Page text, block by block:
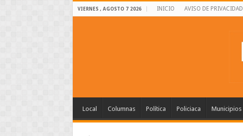
VIERNES , AGOSTO 7 2026 INICIO AVISO DE PRIVACIDAD
Local Columnas Política Policiaca Municipios